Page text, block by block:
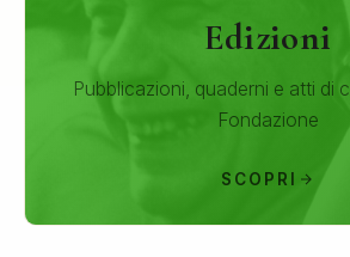
Edizioni
Pubblicazioni, quaderni e atti di
Fondazione
SCOPRI